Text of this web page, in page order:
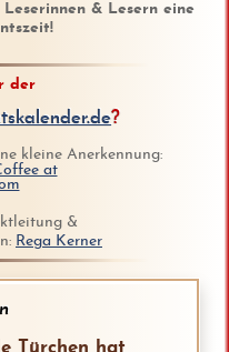
& Lesern eine
der
?
kleine Anerkennung:
&
Rega Kerner
Türchen hat